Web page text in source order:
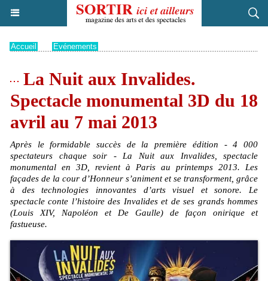
Accueil Evénements
La Nuit aux Invalides.
Spectacle monumental 3D du 18
avril au 7 mai 2013
Après le formidable succès de la première édition - 4 000
spectateurs chaque soir - La Nuit aux Invalides, spectacle
monumental en 3D, revient à Paris au printemps 2013. Les
façades de la cour d’Honneur s’animent et se transforment, grâce
à des technologies innovantes d’arts visuel et sonore. Le
spectacle conte l’histoire des Invalides et de ses grands hommes
(Louis XIV, Napoléon et De Gaulle) de façon onirique et
fastueuse.